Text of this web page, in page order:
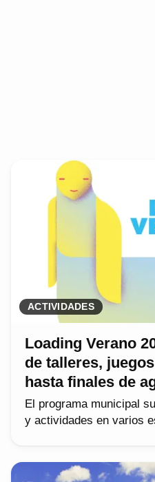
ACTIVIDADES
Loading Verano
de talleres,
hasta finales de
El programa municipal
y actividades en varios